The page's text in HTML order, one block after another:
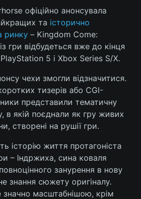
офіційно анонсувала
та історично
ринку – Kingdom Come:
гри відбудеться вже до кінця
5 і Xbox Series S/X.
чехи змогли відзначитися.
тизерів або CGI-
представили тематичну
в якій поєднали як гру живих
створені на рушії гри.
історію життя протагоніста
– Індржиха, сина коваля
занурення в нову
знання сюжету оригіналу.
значно масштабнішою, крім